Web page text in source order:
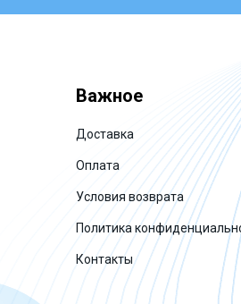
Важное
Доставка
Оплата
Условия возврата
Политика
Контакты